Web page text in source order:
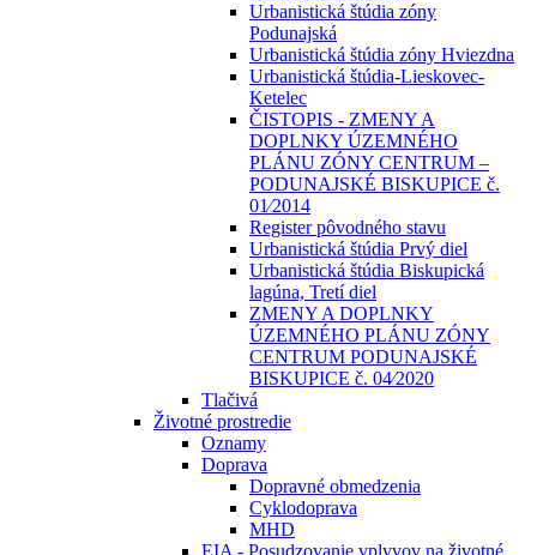
Urbanistická štúdia zóny
Podunajská
Urbanistická štúdia zóny Hviezdna
Urbanistická štúdia-Lieskovec-
Ketelec
ČISTOPIS - ZMENY A
DOPLNKY ÚZEMNÉHO
PLÁNU ZÓNY CENTRUM –
PODUNAJSKÉ BISKUPICE č.
01⁄2014
Register pôvodného stavu
Urbanistická štúdia Prvý diel
Urbanistická štúdia Biskupická
lagúna, Tretí diel
ZMENY A DOPLNKY
ÚZEMNÉHO PLÁNU ZÓNY
CENTRUM PODUNAJSKÉ
BISKUPICE č. 04⁄2020
Tlačivá
Životné prostredie
Oznamy
Doprava
Dopravné obmedzenia
Cyklodoprava
MHD
EIA - Posudzovanie vplyvov na životné